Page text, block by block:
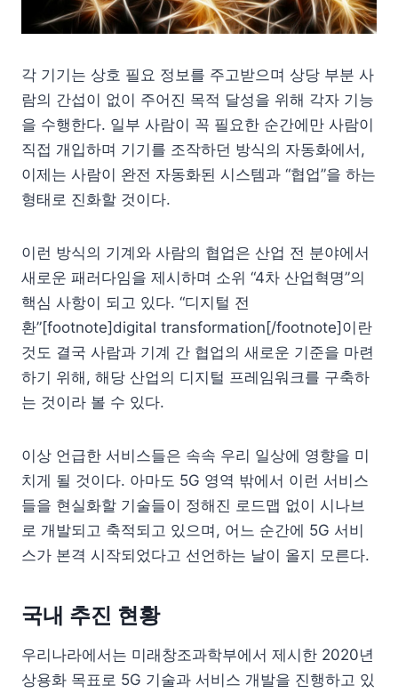
각 기기는 상호 필요 정보를 주고받으며 상당 부분 사
람의 간섭이 없이 주어진 목적 달성을 위해 각자 기능
을 수행한다. 일부 사람이 꼭 필요한 순간에만 사람이
직접 개입하며 기기를 조작하던 방식의 자동화에서,
이제는 사람이 완전 자동화된 시스템과 “협업”을 하는
형태로 진화할 것이다.
이런 방식의 기계와 사람의 협업은 산업 전 분야에서
새로운 패러다임을 제시하며 소위 “4차 산업혁명”의
핵심 사항이 되고 있다. “디지털 전
환”[footnote]digital transformation[/footnote]이란
것도 결국 사람과 기계 간 협업의 새로운 기준을 마련
하기 위해, 해당 산업의 디지털 프레임워크를 구축하
는 것이라 볼 수 있다.
이상 언급한 서비스들은 속속 우리 일상에 영향을 미
치게 될 것이다. 아마도 5G 영역 밖에서 이런 서비스
들을 현실화할 기술들이 정해진 로드맵 없이 시나브
로 개발되고 축적되고 있으며, 어느 순간에 5G 서비
스가 본격 시작되었다고 선언하는 날이 올지 모른다.
국내 추진 현황
우리나라에서는 미래창조과학부에서 제시한 2020년
상용화 목표로 5G 기술과 서비스 개발을 진행하고 있